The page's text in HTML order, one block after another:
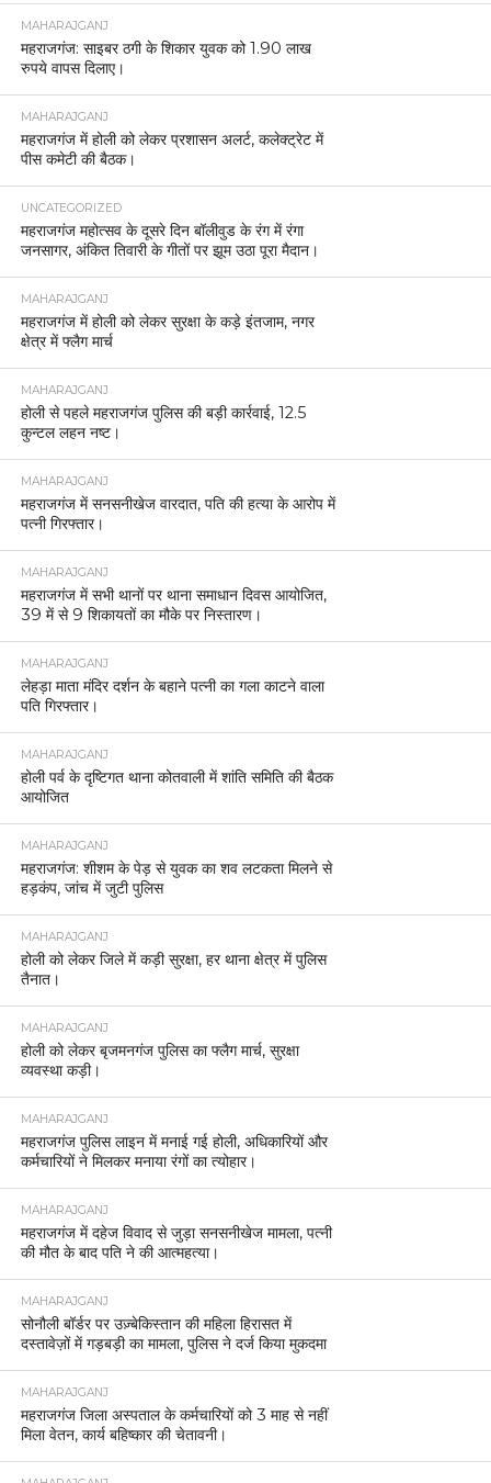
MAHARAJGANJ
महराजगंज: साइबर ठगी के शिकार युवक को 1.90 लाख
रुपये वापस दिलाए।
MAHARAJGANJ
महराजगंज में होली को लेकर प्रशासन अलर्ट, कलेक्ट्रेट में
पीस कमेटी की बैठक।
UNCATEGORIZED
महराजगंज महोत्सव के दूसरे दिन बॉलीवुड के रंग में रंगा
जनसागर, अंकित तिवारी के गीतों पर झूम उठा पूरा मैदान।
MAHARAJGANJ
महराजगंज में होली को लेकर सुरक्षा के कड़े इंतजाम, नगर
क्षेत्र में फ्लैग मार्च
MAHARAJGANJ
होली से पहले महराजगंज पुलिस की बड़ी कार्रवाई, 12.5
कुन्टल लहन नष्ट।
MAHARAJGANJ
महराजगंज में सनसनीखेज वारदात, पति की हत्या के आरोप में
पत्नी गिरफ्तार।
MAHARAJGANJ
महराजगंज में सभी थानों पर थाना समाधान दिवस आयोजित,
39 में से 9 शिकायतों का मौके पर निस्तारण।
MAHARAJGANJ
लेहड़ा माता मंदिर दर्शन के बहाने पत्नी का गला काटने वाला
पति गिरफ्तार।
MAHARAJGANJ
होली पर्व के दृष्टिगत थाना कोतवाली में शांति समिति की बैठक
आयोजित
MAHARAJGANJ
महराजगंज: शीशम के पेड़ से युवक का शव लटकता मिलने से
हड़कंप, जांच में जुटी पुलिस
MAHARAJGANJ
होली को लेकर जिले में कड़ी सुरक्षा, हर थाना क्षेत्र में पुलिस
तैनात।
MAHARAJGANJ
होली को लेकर बृजमनगंज पुलिस का फ्लैग मार्च, सुरक्षा
व्यवस्था कड़ी।
MAHARAJGANJ
महराजगंज पुलिस लाइन में मनाई गई होली, अधिकारियों और
कर्मचारियों ने मिलकर मनाया रंगों का त्योहार।
MAHARAJGANJ
महराजगंज में दहेज विवाद से जुड़ा सनसनीखेज मामला, पत्नी
की मौत के बाद पति ने की आत्महत्या।
MAHARAJGANJ
सोनौली बॉर्डर पर उज़्बेकिस्तान की महिला हिरासत में
दस्तावेज़ों में गड़बड़ी का मामला, पुलिस ने दर्ज किया मुकदमा
MAHARAJGANJ
महराजगंज जिला अस्पताल के कर्मचारियों को 3 माह से नहीं
मिला वेतन, कार्य बहिष्कार की चेतावनी।